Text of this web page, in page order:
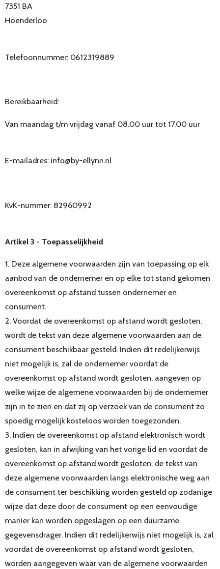
7351 BA
Hoenderloo
Telefoonnummer: 0612319889
Bereikbaarheid:
Van maandag t/m vrijdag vanaf 08.00 uur tot 17.00 uur
E-mailadres: info@by-ellynn.nl
KvK-nummer: 82960992
Artikel 3 - Toepasselijkheid
1. Deze algemene voorwaarden zijn van toepassing op elk
aanbod van de ondernemer en op elke tot stand gekomen
overeenkomst op afstand tussen ondernemer en
consument.
2. Voordat de overeenkomst op afstand wordt gesloten,
wordt de tekst van deze algemene voorwaarden aan de
consument beschikbaar gesteld. Indien dit redelijkerwijs
niet mogelijk is, zal de ondernemer voordat de
overeenkomst op afstand wordt gesloten, aangeven op
welke wijze de algemene voorwaarden bij de ondernemer
zijn in te zien en dat zij op verzoek van de consument zo
spoedig mogelijk kosteloos worden toegezonden.
3. Indien de overeenkomst op afstand elektronisch wordt
gesloten, kan in afwijking van het vorige lid en voordat de
overeenkomst op afstand wordt gesloten, de tekst van
deze algemene voorwaarden langs elektronische weg aan
de consument ter beschikking worden gesteld op zodanige
wijze dat deze door de consument op een eenvoudige
manier kan worden opgeslagen op een duurzame
gegevensdrager. Indien dit redelijkerwijs niet mogelijk is, zal
voordat de overeenkomst op afstand wordt gesloten,
worden aangegeven waar van de algemene voorwaarden